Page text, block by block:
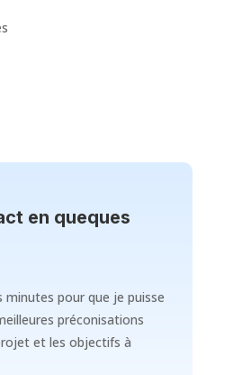
en queques
minutes pour que je puisse
préconisations
et les objectifs à